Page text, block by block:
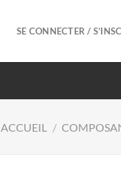
SE CONNECTER /
ACCUEIL /